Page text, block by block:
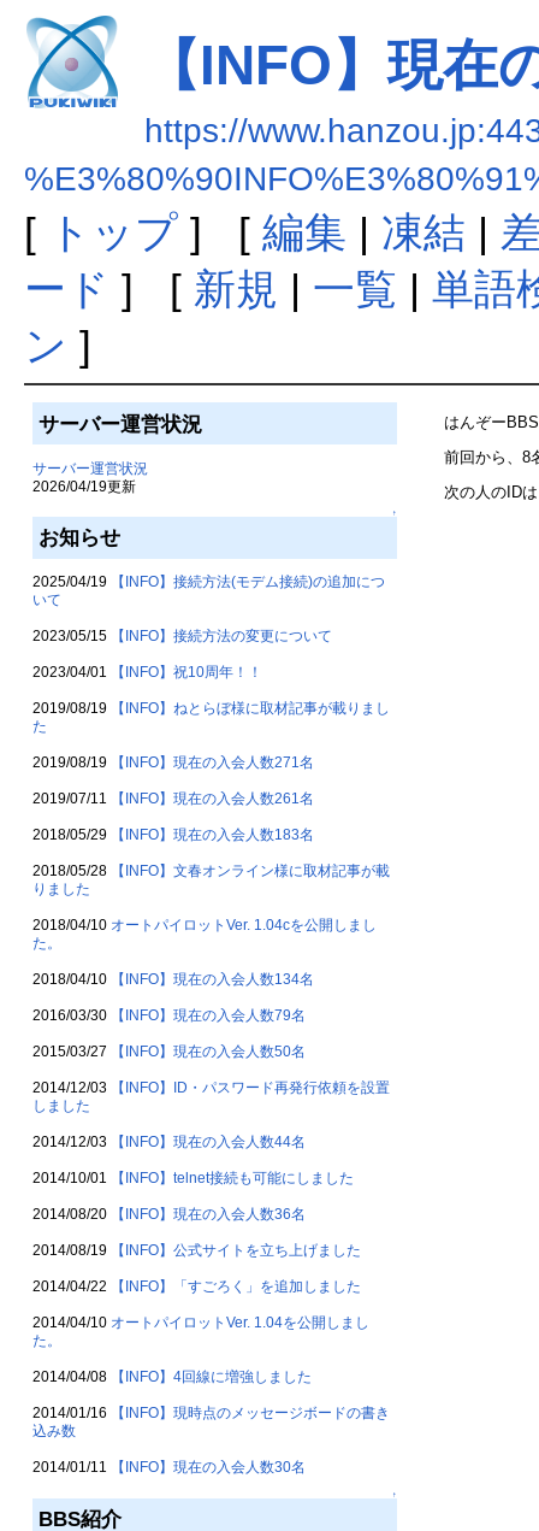
【INFO】現在
https://
[ トップ] [ 編集 | 凍結 |
ード ] [ 新規 | 一覧 | 単語
ン ]
サーバー運営状況
サーバー運営状況
2026/04/19更新
↑
お知らせ
2025/04/19
【INFO】接続方法(モデム接続)の追加につ
いて
2023/05/15 【INFO】接続方法の変更について
2023/04/01 【INFO】祝10周年！！
2019/08/19
【INFO】ねとらぼ様に取材記事が載りまし
た
2019/08/19 【INFO】現在の入会人数271名
2019/07/11 【INFO】現在の入会人数261名
2018/05/29 【INFO】現在の入会人数183名
2018/05/28
【INFO】文春オンライン様に取材記事が載
りました
2018/04/10 オートパイロットVer. 1.04cを公開しまし
た。
2018/04/10 【INFO】現在の入会人数134名
2016/03/30 【INFO】現在の入会人数79名
2015/03/27 【INFO】現在の入会人数50名
2014/12/03
【INFO】ID・パスワード再発行依頼を設置
しました
2014/12/03 【INFO】現在の入会人数44名
2014/10/01 【INFO】telnet接続も可能にしました
2014/08/20 【INFO】現在の入会人数36名
2014/08/19 【INFO】公式サイトを立ち上げました
2014/04/22 【INFO】「すごろく」を追加しました
2014/04/10 オートパイロットVer. 1.04を公開しまし
た。
2014/04/08 【INFO】4回線に増強しました
2014/01/16
【INFO】現時点のメッセージボードの書き
込み数
2014/01/11 【INFO】現在の入会人数30名
↑
BBS紹介
はんぞー
前回から、8
次の人のID